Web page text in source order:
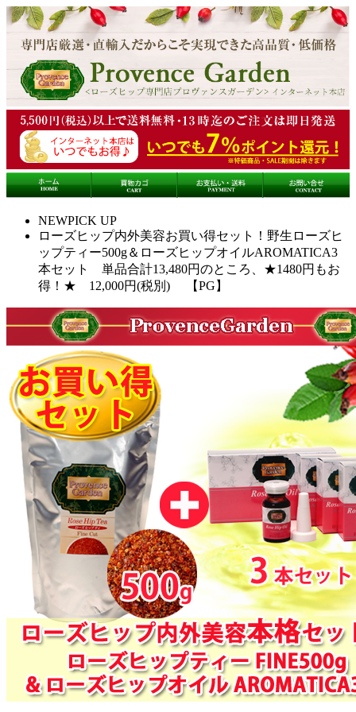
NEWPICK UP
ローズヒップ内外美容お買い得セット！野生ローズヒ
ップティー500g＆ローズヒップオイルAROMATICA3
本セット 単品合計13,480円のところ、★1480円もお
得！★ 12,000円(税別) 【PG】